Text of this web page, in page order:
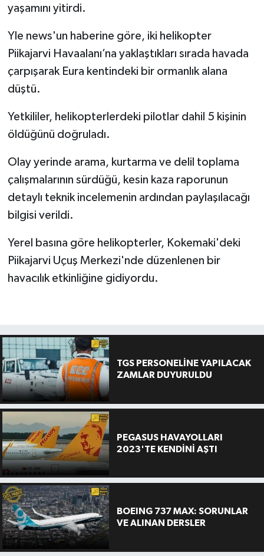
yaşamını yitirdi.
Yle news'un haberine göre, iki helikopter
Piikajarvi Havaalanı’na yaklaştıkları sırada havada
çarpışarak Eura kentindeki bir ormanlık alana
düştü.
Yetkililer, helikopterlerdeki pilotlar dahil 5 kişinin
öldüğünü doğruladı.
Olay yerinde arama, kurtarma ve delil toplama
çalışmalarının sürdüğü, kesin kaza raporunun
detaylı teknik incelemenin ardından paylaşılacağı
bilgisi verildi.
Yerel basına göre helikopterler, Kokemaki'deki
Piikajarvi Uçuş Merkezi'nde düzenlenen bir
havacılık etkinliğine gidiyordu.
TGS PERSONELİNE YAPILACAK
ZAMLAR DUYURULDU
PEGASUS HAVAYOLLARI
2023'TE KENDİNİ AŞTI
BOEING 737 MAX: SORUNLAR
VE ALINAN DERSLER